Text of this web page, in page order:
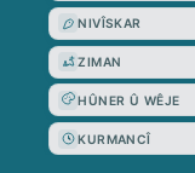
NIVÎSKAR
ZIMAN
HÛNER Û WÊJE
KURMANCÎ